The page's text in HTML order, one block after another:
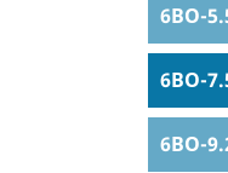
6BO-
6BO-
6BO-